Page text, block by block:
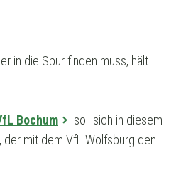
in die Spur finden muss, hält
Bochum
soll sich in diesem
der mit dem VfL Wolfsburg den